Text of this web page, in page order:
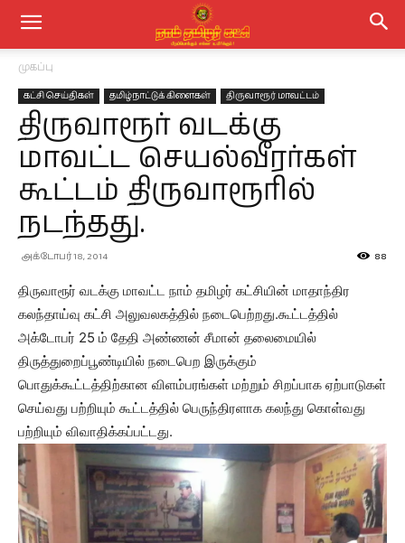
முகப்பு
கட்சி செய்திகள் தமிழ்நாட்டுக் கிளைகள் திருவாரூர் மாவட்டம்
திருவாரூர் வடக்கு
மாவட்ட செயல்வீரர்கள்
கூட்டம் திருவாரூரில்
நடந்தது.
அக்டோபர் 18, 2014 88
திருவாரூர் வடக்கு மாவட்ட நாம் தமிழர் கட்சியின் மாதாந்திர
கலந்தாய்வு கட்சி அலுவலகத்தில் நடைபெற்றது.கூட்டத்தில்
அக்டோபர் 25 ம் தேதி அண்ணன் சீமான் தலைமையில்
திருத்துறைப்பூண்டியில் நடைபெற இருக்கும்
பொதுக்கூட்டத்திற்கான விளம்பரங்கள் மற்றும் சிறப்பாக ஏற்பாடுகள்
செய்வது பற்றியும் கூட்டத்தில் பெருந்திரளாக கலந்து கொள்வது
பற்றியும் விவாதிக்கப்பட்டது.